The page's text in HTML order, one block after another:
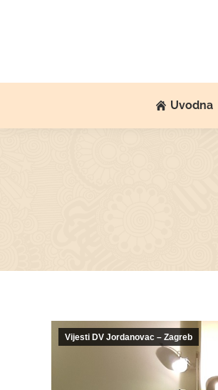
Uvodna
Vijesti DV Jordanovac – Zagreb